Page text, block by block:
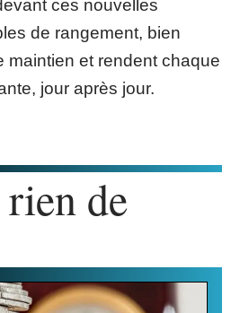
ces nouvelles
de rangement, bien
maintien et rendent chaque
jour après jour.
de